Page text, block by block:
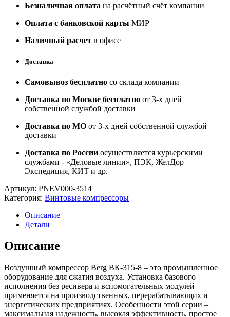
Безналичная оплата на расчётный счёт компании
Оплата с банковской карты МИР
Наличный расчет в офисе
Доставка
Самовывоз бесплатно со склада компании
Доставка по Москве бесплатно от 3-х дней
собственной службой доставки
Доставка по МО от 3-х дней собственной службой
доставки
Доставка по России осуществляется курьерскими
службами - «Деловые линии», ПЭК, ЖелДор
Экспедиция, КИТ и др.
Артикул: PNEV000-3514
Категория: Винтовые компрессоры
Описание
Детали
Описание
Воздушный компрессор Berg ВК-315-8 – это промышленное
оборудование для сжатия воздуха. Установка базового
исполнения без ресивера и вспомогательных модулей
применяется на производственных, перерабатывающих и
энергетических предприятиях. Особенности этой серии –
максимальная надежность, высокая эффективность, простое